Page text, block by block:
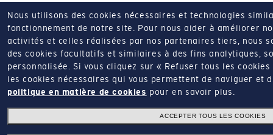
Nous utilisons des cookies nécessaires et technologies
fonctionnement de notre site. Pour nous aider à améliorer
activités et celles réalisées par nos partenaires tiers, nous
des cookies facultatifs et similaires à des fins analytiques,
personnalisée.
Si vous cliquez sur « Refuser tous les
les cookies nécessaires qui vous permettent de naviguer et
politique en matière de cookies pour en savoir plus.
ACCEPTER TOUS LES COOKIES